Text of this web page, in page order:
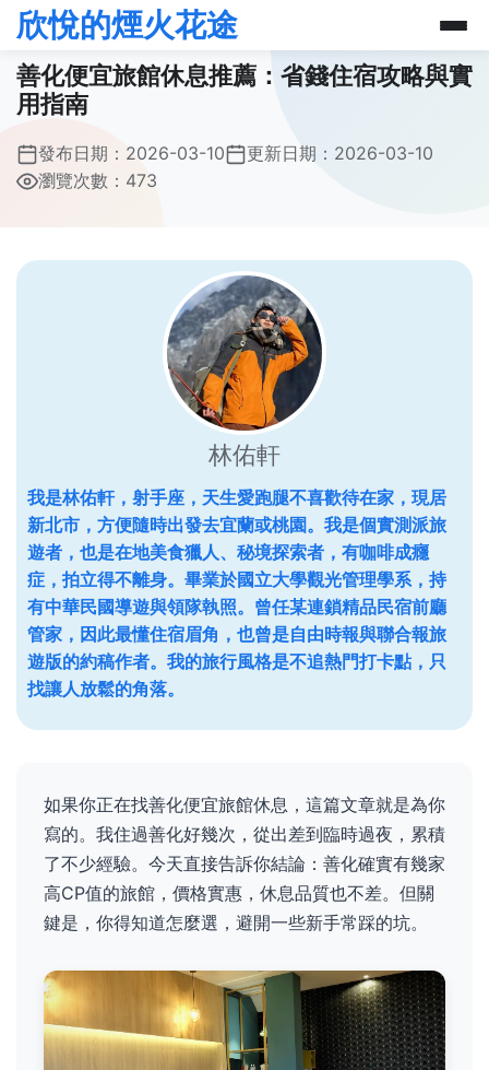
欣悅的煙火花途
善化便宜旅館休息推薦：省錢住宿攻略與實
用指南
發布日期： 2026-03-10 更新日期： 2026-03-10
瀏覽次數：473
林佑軒
我是林佑軒，射手座，天生愛跑腿不喜歡待在家，現居
新北市，方便隨時出發去宜蘭或桃園。我是個實測派旅
遊者，也是在地美食獵人、秘境探索者，有咖啡成癮
症，拍立得不離身。畢業於國立大學觀光管理學系，持
有中華民國導遊與領隊執照。曾任某連鎖精品民宿前廳
管家，因此最懂住宿眉角，也曾是自由時報與聯合報旅
遊版的約稿作者。我的旅行風格是不追熱門打卡點，只
找讓人放鬆的角落。
如果你正在找善化便宜旅館休息，這篇文章就是為你
寫的。我住過善化好幾次，從出差到臨時過夜，累積
了不少經驗。今天直接告訴你結論：善化確實有幾家
高CP值的旅館，價格實惠，休息品質也不差。但關
鍵是，你得知道怎麼選，避開一些新手常踩的坑。